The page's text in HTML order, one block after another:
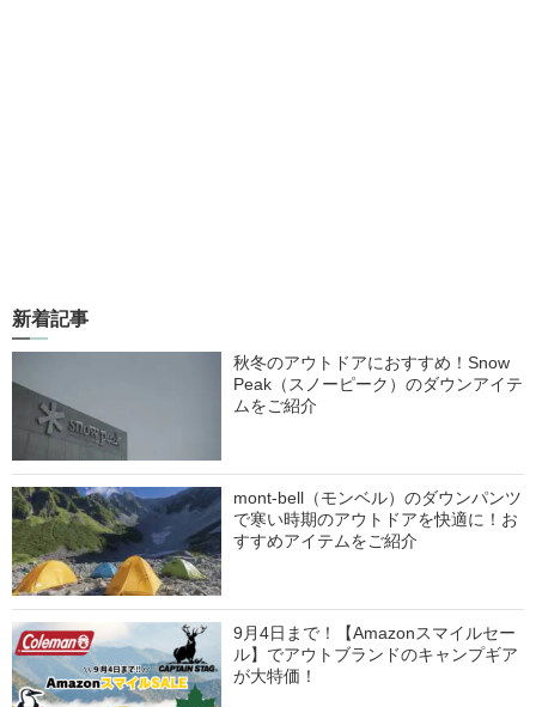
新着記事
秋冬のアウトドアにおすすめ！Snow
Peak（スノーピーク）のダウンアイテ
ムをご紹介
mont-bell（モンベル）のダウンパンツ
で寒い時期のアウトドアを快適に！お
すすめアイテムをご紹介
9月4日まで！【Amazonスマイルセー
ル】でアウトブランドのキャンプギア
が大特価！